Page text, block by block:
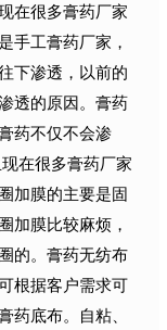
在很多膏药厂家
手工膏药厂家，
下渗透，以前的
透的原因。膏药
药不仅不会渗
在很多膏药厂家
加膜的主要是固
加膜比较麻烦，
的。膏药无纺布
根据客户需求可
药底布。自粘、